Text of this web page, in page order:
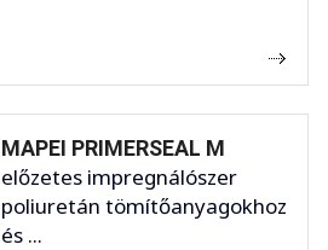
MAPEI PRIMERSEAL M
előzetes impregnálószer
poliuretán tömítőanyagokhoz
és ...